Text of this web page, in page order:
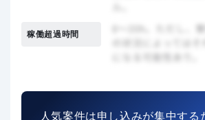
稼働超過時間
人気案件は申し込みが集中する